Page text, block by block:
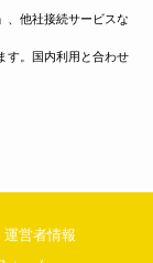
、他社接続サービスな
す。国内利用と合わせ
運営者情報